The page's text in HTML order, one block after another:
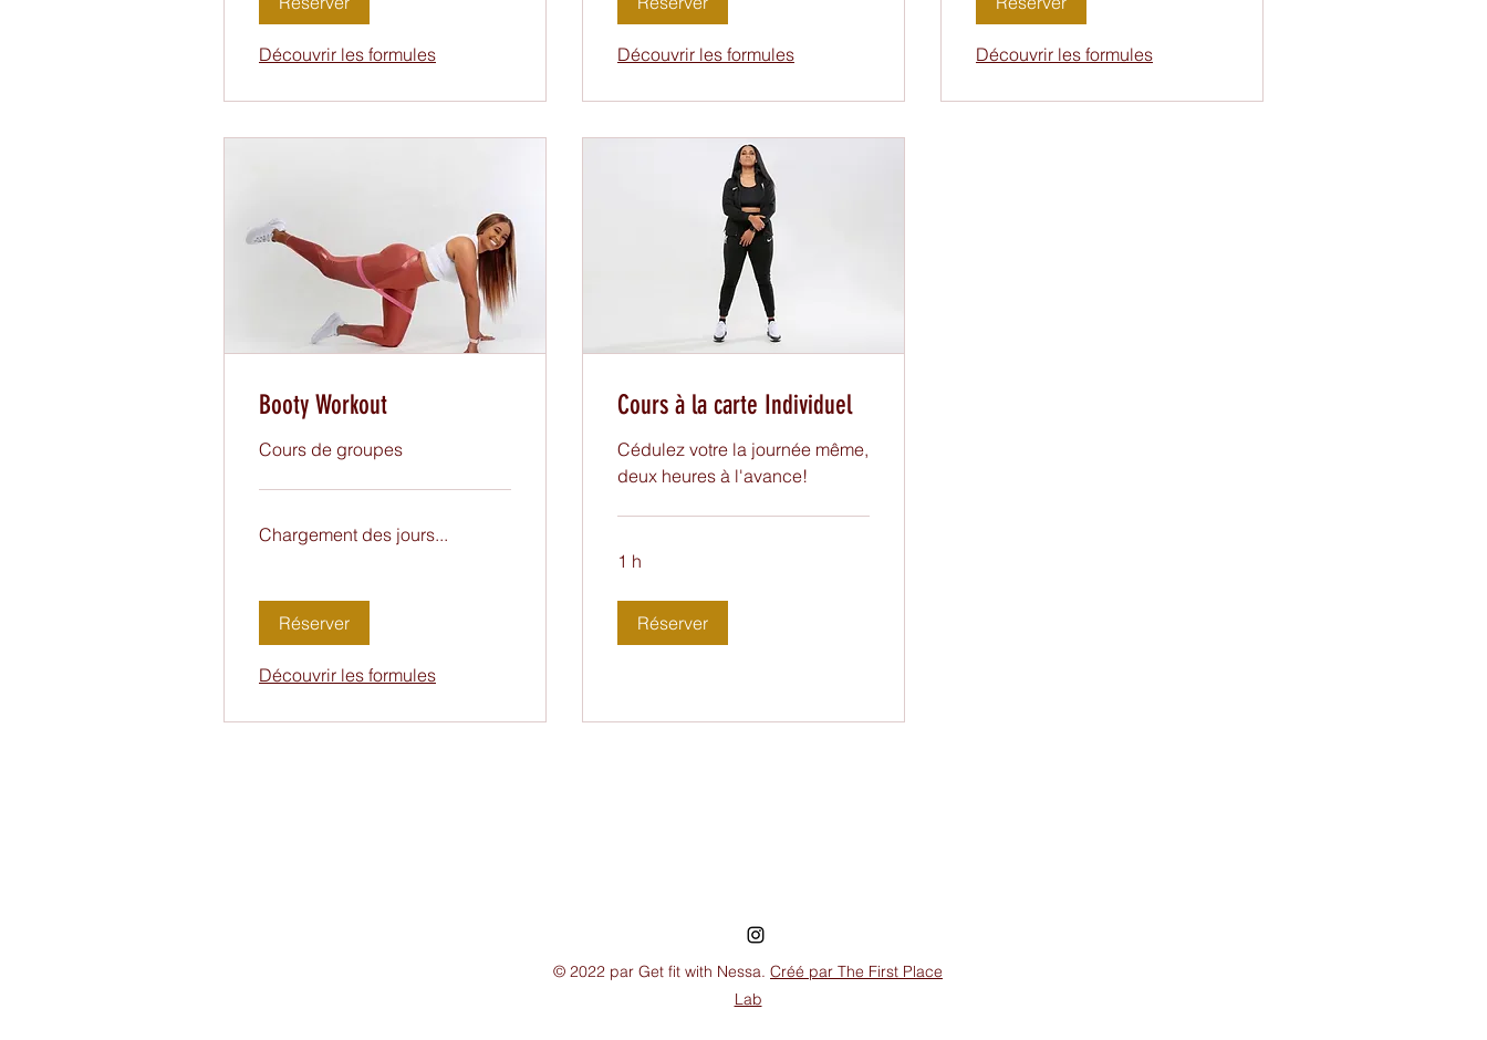
Découvrir les formules Découvrir les formules Découvrir les formules
Booty Workout
Cours de groupes
Chargement des jours...
Réserver
Découvrir les formules
Cours à la carte Individuel
Cédulez votre la journée même,
deux heures à l'avance!
1 h
Réserver
© 2022 par Get fit with Nessa. Créé par The First Place
Lab